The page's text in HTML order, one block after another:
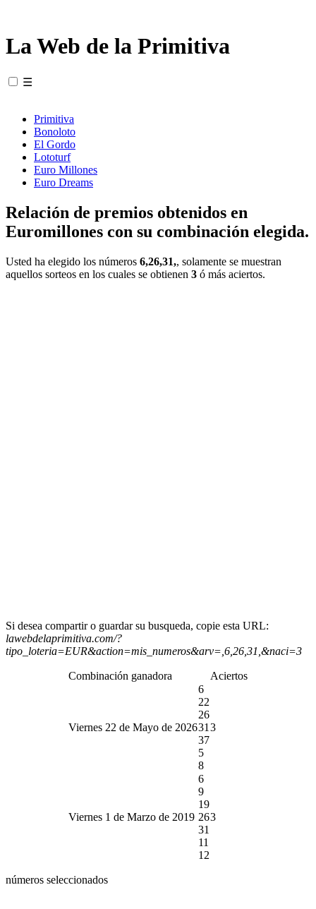
La Web de la Primitiva
☰
Primitiva
Bonoloto
El Gordo
Lototurf
Euro Millones
Euro Dreams
Relación de premios obtenidos en
Euromillones con su combinación elegida.
Usted ha elegido los números 6,26,31,, solamente se muestran
aquellos sorteos en los cuales se obtienen 3 ó más aciertos.
Si desea compartir o guardar su busqueda, copie esta URL:
lawebdelaprimitiva.com/?
tipo_loteria=EUR&action=mis_numeros&arv=,6,26,31,&naci=3
Combinación ganadora Aciertos
Viernes 22 de Mayo de 2026
6
22
26
31
37
5
8
3
Viernes 1 de Marzo de 2019
6
9
19
26
31
11
12
3
números seleccionados